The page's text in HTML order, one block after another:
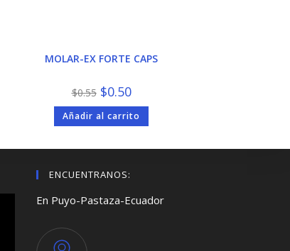
MOLAR-EX FORTE CAPS
$0.55 El
precio
original
era:
$0.55.
$0.50El
precio
actual
es:
$0.50.
Añadir al carrito
ENCUENTRANOS:
En Puyo-Pastaza-Ecuador